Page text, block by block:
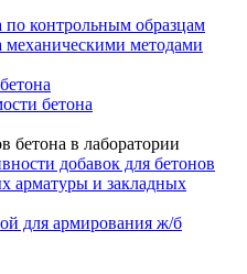
по контрольным образцам
механическими методами
бетона
бетона в лаборатории
добавок для бетонов
арматуры и закладных
для армирования ж/б